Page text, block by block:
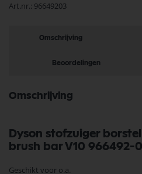
Art.nr. 96649203
Omschrijving
Beoordelingen
Omschrijving
Dyson stofzuiger
brush bar V10 966492-
Geschikt voor o.a.